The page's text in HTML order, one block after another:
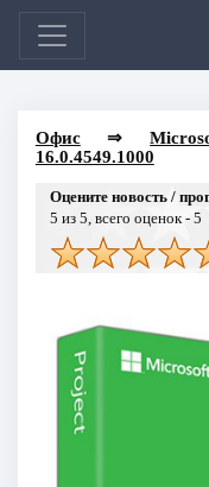
Офис⇒
16.0.4549.1000
Оцените новость /
5 из 5, всего оценок - 5